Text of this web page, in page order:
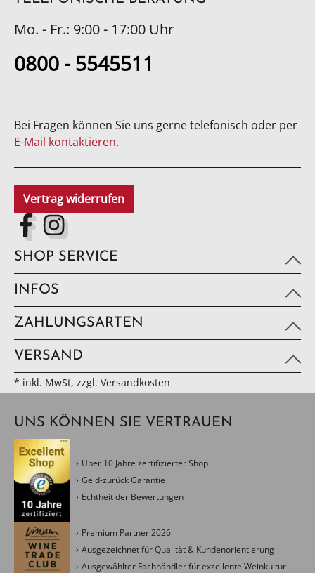
Mo. - Fr.: 9:00 - 17:00 Uhr
0800 - 5545511
Bei Fragen können Sie uns gerne telefonisch oder per
E-Mail kontaktieren.
Vertrag widerrufen
SHOP SERVICE
INFOS
ZAHLUNGSARTEN
VERSAND
* inkl. MwSt, zzgl. Versandkosten
UNS KÖNNEN SIE VERTRAUEN
Über 10 Jahre zertifizierter Shop
Geld-zurück Garantie
Echtheit der Bewertungen
Premium Partner 2026
Ausgezeichnet für Qualität & Kundenorientierung
Ausgewählter Fachhändler für exzellente Weinkultur